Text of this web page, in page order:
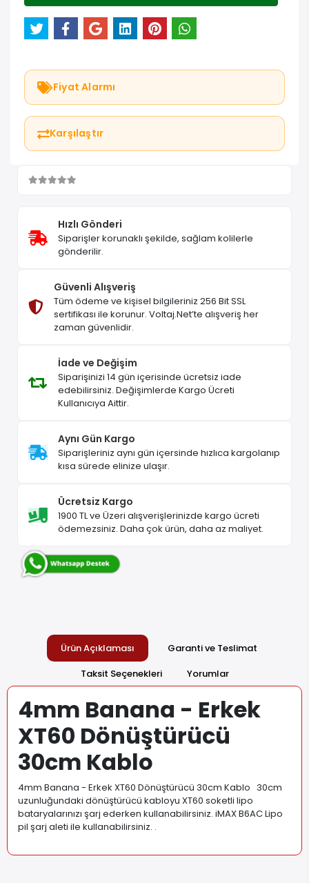
Fiyat Alarmı
Karşılaştır
Hızlı Gönderi
Siparişler korunaklı şekilde, sağlam kolilerle
gönderilir.
Güvenli Alışveriş
Tüm ödeme ve kişisel bilgileriniz 256 Bit SSL
sertifikası ile korunur. Voltaj.Net’te alışveriş her
zaman güvenlidir.
İade ve Değişim
Siparişinizi 14 gün içerisinde ücretsiz iade
edebilirsiniz. Değişimlerde Kargo Ücreti
Kullanıcıya Aittir.
Aynı Gün Kargo
Siparişleriniz aynı gün içersinde hızlıca kargolanıp
kısa sürede elinize ulaşır.
Ücretsiz Kargo
1900 TL ve Üzeri alışverişlerinizde kargo ücreti
ödemezsiniz. Daha çok ürün, daha az maliyet.
Ürün Açıklaması
Garanti ve Teslimat
Taksit Seçenekleri
Yorumlar
4mm Banana - Erkek
XT60 Dönüştürücü
30cm Kablo
4mm Banana - Erkek XT60 Dönüştürücü 30cm Kablo 30cm
uzunluğundaki dönüştürücü kabloyu XT60 soketli lipo
bataryalarınızı şarj ederken kullanabilirsiniz. iMAX B6AC Lipo
pil şarj aleti ile kullanabilirsiniz. .